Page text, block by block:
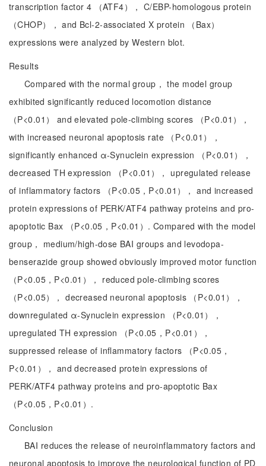
transcription factor 4 （ATF4）， C/EBP-homologous protein
（CHOP）， and Bcl-2-associated X protein （Bax）
expressions were analyzed by Western blot.
Results
Compared with the normal group， the model group
exhibited significantly reduced locomotion distance
（P<0.01） and elevated pole-climbing scores （P<0.01），
with increased neuronal apoptosis rate （P<0.01），
significantly enhanced α-Synuclein expression （P<0.01），
decreased TH expression （P<0.01）， upregulated release
of inflammatory factors （P<0.05，P<0.01）， and increased
protein expressions of PERK/ATF4 pathway proteins and pro-
apoptotic Bax （P<0.05，P<0.01）. Compared with the model
group， medium/high-dose BAI groups and levodopa-
benserazide group showed obviously improved motor function
（P<0.05，P<0.01）， reduced pole-climbing scores
（P<0.05）， decreased neuronal apoptosis （P<0.01），
downregulated α-Synuclein expression （P<0.01），
upregulated TH expression （P<0.05，P<0.01），
suppressed release of inflammatory factors （P<0.05，
P<0.01）， and decreased protein expressions of
PERK/ATF4 pathway proteins and pro-apoptotic Bax
（P<0.05，P<0.01）.
Conclusion
BAI reduces the release of neuroinflammatory factors and
neuronal apoptosis to improve the neurological function of PD